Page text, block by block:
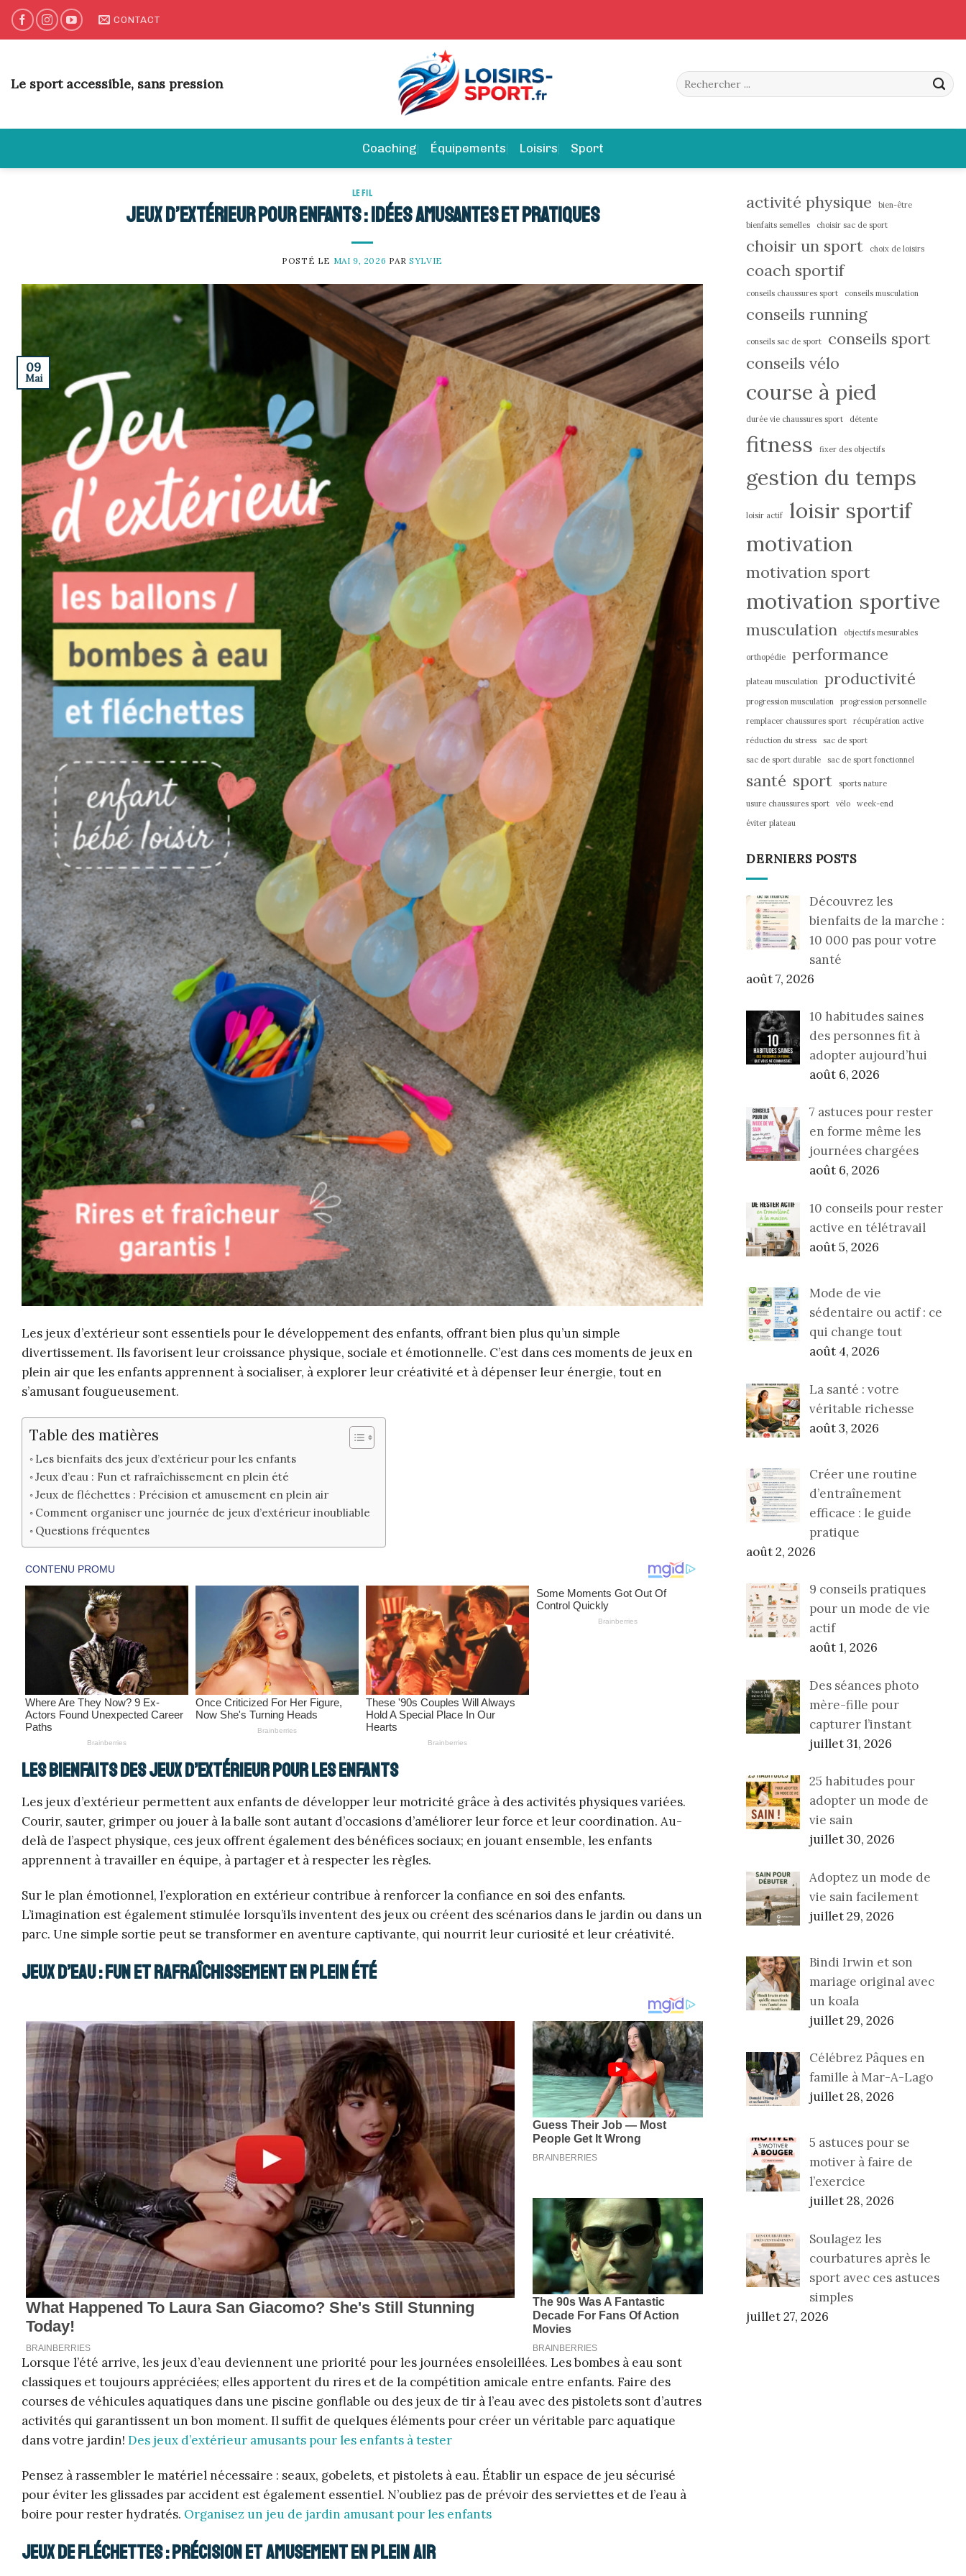
Skip
CONTACT
Le sport accessible, sans pression
Coaching Équipements Loisirs Sport
LE FIL
Jeux d’extérieur pour enfants : idées amusantes et pratiques
POSTÉ LE MAI 9, 2026 PARSYLVIE
09
Mai
Les jeux d’extérieur sont essentiels pour le développement des enfants, offrant bien plus qu’un simple
divertissement. Ils favorisent leur croissance physique, sociale et émotionnelle. C’est dans ces moments de jeux en
plein air que les enfants apprennent à socialiser, à explorer leur créativité et à dépenser leur énergie, tout en
s’amusant fougueusement.
Table des matières
Les bienfaits des jeux d’extérieur pour les enfants
Jeux d’eau : Fun et rafraîchissement en plein été
Jeux de fléchettes : Précision et amusement en plein air
Comment organiser une journée de jeux d’extérieur inoubliable
Questions fréquentes
Les bienfaits des jeux d’extérieur pour les enfants
Les jeux d’extérieur permettent aux enfants de développer leur motricité grâce à des activités physiques variées.
Courir, sauter, grimper ou jouer à la balle sont autant d’occasions d’améliorer leur force et leur coordination. Au-
delà de l’aspect physique, ces jeux offrent également des bénéfices sociaux; en jouant ensemble, les enfants
apprennent à travailler en équipe, à partager et à respecter les règles.
Sur le plan émotionnel, l’exploration en extérieur contribue à renforcer la confiance en soi des enfants.
L’imagination est également stimulée lorsqu’ils inventent des jeux ou créent des scénarios dans le jardin ou dans un
parc. Une simple sortie peut se transformer en aventure captivante, qui nourrit leur curiosité et leur créativité.
Jeux d’eau : Fun et rafraîchissement en plein été
Lorsque l’été arrive, les jeux d’eau deviennent une priorité pour les journées ensoleillées. Les bombes à eau sont
classiques et toujours appréciées; elles apportent du rires et de la compétition amicale entre enfants. Faire des
courses de véhicules aquatiques dans une piscine gonflable ou des jeux de tir à l’eau avec des pistolets sont d’autres
activités qui garantissent un bon moment. Il suffit de quelques éléments pour créer un véritable parc aquatique
dans votre jardin! Des jeux d’extérieur amusants pour les enfants à tester
Pensez à rassembler le matériel nécessaire : seaux, gobelets, et pistolets à eau. Établir un espace de jeu sécurisé
pour éviter les glissades par accident est également essentiel. N’oubliez pas de prévoir des serviettes et de l’eau à
boire pour rester hydratés. Organisez un jeu de jardin amusant pour les enfants
Jeux de fléchettes : Précision et amusement en plein air
activité physique
bien-être
bienfaits semelles
choisir sac de sport
choisir un sport choix de loisirs
coach sportif
conseils chaussures sport conseils musculation
conseils running
conseils sac de sport
conseils sport
conseils vélo
course à pied
durée vie chaussures sport détente
fitness fixer des objectifs
gestion du temps
loisir actif
loisir sportif
motivation
motivation sport
motivation sportive
musculation objectifs mesurables
orthopédie performance
plateau musculation productivité
progression musculation
progression personnelle
remplacer chaussures sport
récupération active
réduction du stress
sac de sport
sac de sport durable
sac de sport fonctionnel
santé sport
sports nature
usure chaussures sport
vélo
week-end
éviter plateau
DERNIERS POSTS
Découvrez les
bienfaits de la marche :
10 000 pas pour votre
santé
août 7, 2026
10 habitudes saines
des personnes fit à
adopter aujourd’hui
août 6, 2026
7 astuces pour rester
en forme même les
journées chargées
août 6, 2026
10 conseils pour rester
active en télétravail
août 5, 2026
Mode de vie
sédentaire ou actif : ce
qui change tout
août 4, 2026
La santé : votre
véritable richesse
août 3, 2026
Créer une routine
d’entraînement
efficace : le guide
pratique
août 2, 2026
9 conseils pratiques
pour un mode de vie
actif
août 1, 2026
Des séances photo
mère-fille pour
capturer l’instant
juillet 31, 2026
25 habitudes pour
adopter un mode de
vie sain
juillet 30, 2026
Adoptez un mode de
vie sain facilement
juillet 29, 2026
Bindi Irwin et son
mariage original avec
un koala
juillet 29, 2026
Célébrez Pâques en
famille à Mar-A-Lago
juillet 28, 2026
5 astuces pour se
motiver à faire de
l’exercice
juillet 28, 2026
Soulagez les
courbatures après le
sport avec ces astuces
simples
juillet 27, 2026